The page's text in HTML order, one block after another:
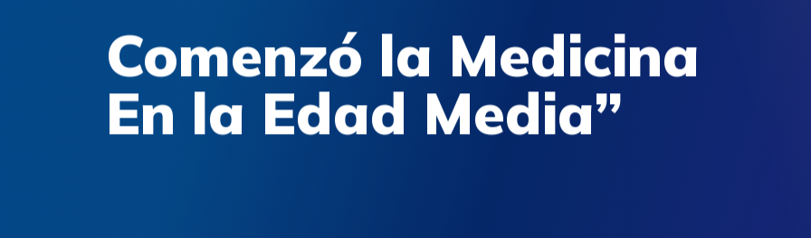
Comenzó la Medicina
En la Edad Media”